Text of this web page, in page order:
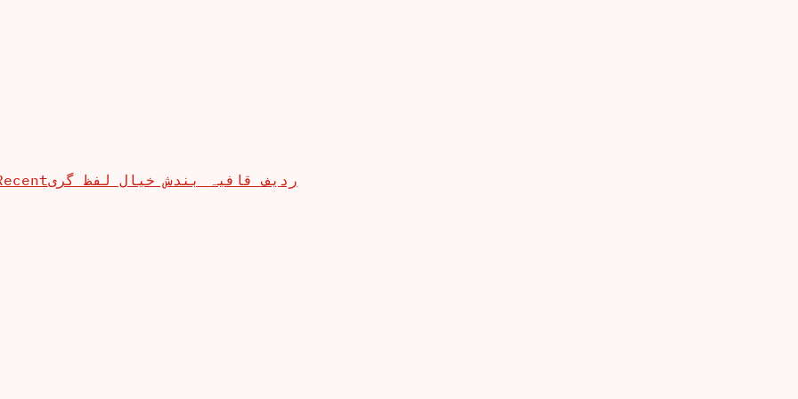
ردیف قافیہ بندش خیال لفظ گری